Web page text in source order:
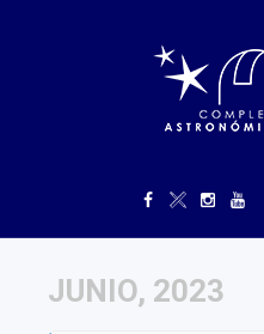
JUNIO, 2023